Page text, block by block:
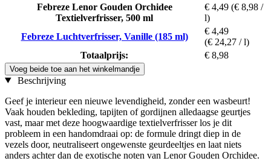
Febreze Lenor Gouden Orchidee
Textielverfrisser, 500 ml
€ 4,49 (€ 8,98 /
l)
Febreze Luchtverfrisser, Vanille (185 ml)
€ 4,49
(€ 24,27 / l)
Totaalprijs:
€ 8,98
Voeg beide toe aan het winkelmandje
Beschrijving
Geef je interieur een nieuwe levendigheid, zonder een wasbeurt!
Vaak houden bekleding, tapijten of gordijnen alledaagse geurtjes
vast, maar met deze hoogwaardige textielverfrisser los je dit
probleem in een handomdraai op: de formule dringt diep in de
vezels door, neutraliseert ongewenste geurdeeltjes en laat niets
anders achter dan de exotische noten van Lenor Gouden Orchidee.